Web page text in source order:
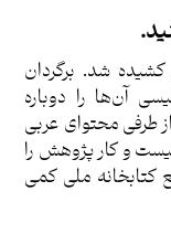
شد. برگردان
آن‌ها را دوباره
طرفی محتوای عربی
و کار پژوهش را
کتابخانه ملی کمی